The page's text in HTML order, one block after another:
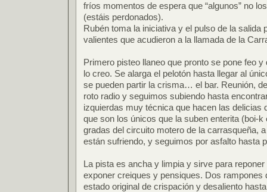
fríos momentos de espera que “algunos” no
(estáis perdonados).
Rubén toma la iniciativa y el pulso de la salida
valientes que acudieron a la llamada de la
Primero pisteo llaneo que pronto se pone feo
lo creo. Se alarga el pelotón hasta llegar al
se pueden partir la crisma… el bar. Reunión,
roto radio y seguimos subiendo hasta
izquierdas muy técnica que hacen las delicias
que son los únicos que la suben enterita (boi-
gradas del circuito motero de la carrasqueña,
están sufriendo, y seguimos por asfalto hasta
La pista es ancha y limpia y sirve para
exponer creiques y pensiques. Dos rampones
estado original de crispación y desaliento